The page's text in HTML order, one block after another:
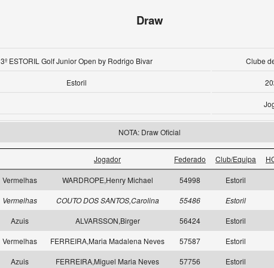
Draw
3º ESTORIL Golf Junior Open by Rodrigo Bivar Clube
Estoril
NOTA: Draw Oficial
Jogador Federado Club/Equipa
Vermelhas WARDROPE,Henry Michael 54998 Estoril
Vermelhas COUTO DOS SANTOS,Carolina 55486 Estoril
Azuis ALVARSSON,Birger 56424 Estoril
Vermelhas FERREIRA,Maria Madalena Neves 57587 Estoril
Azuis FERREIRA,Miguel Maria Neves 57756 Estoril